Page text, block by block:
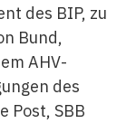
des BIP, zu
Bund,
AHV-
des
Post, SBB